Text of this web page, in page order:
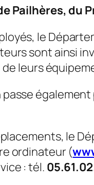
Pailhères, du
le
sont ainsi
de leurs
le
ordinateur (
: tél.